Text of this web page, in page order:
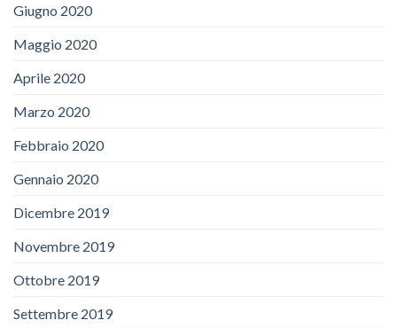
Giugno 2020
Maggio 2020
Aprile 2020
Marzo 2020
Febbraio 2020
Gennaio 2020
Dicembre 2019
Novembre 2019
Ottobre 2019
Settembre 2019